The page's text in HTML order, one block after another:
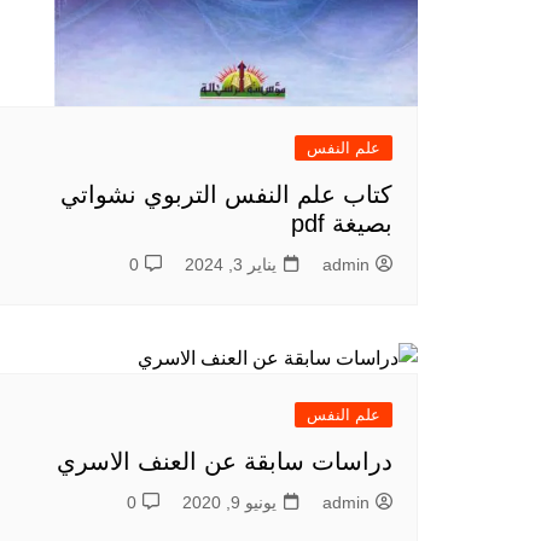
علم النفس
كتاب علم النفس التربوي نشواتي
بصيغة pdf
admin يناير 3, 2024 0
علم النفس
دراسات سابقة عن العنف الاسري
admin يونيو 9, 2020 0